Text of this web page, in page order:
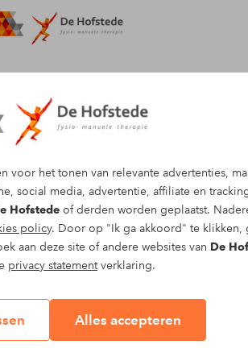
voor het tonen van relevante advertenties,
social media, advertentie, affiliate en
Hofstede of derden worden geplaatst.
policy. Door op "Ik ga akkoord" te klikken,
aan deze site of andere websites van De
privacy statementverklaring.
Alles accepteren
Afspraak maken
dan kan dat
of sporten
richten we ons op
deze behandeling